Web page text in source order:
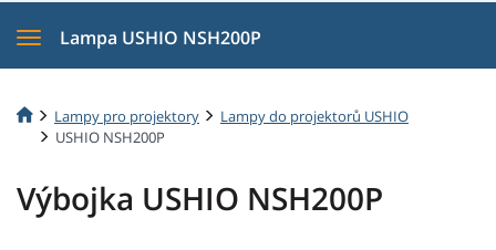
Lampa USHIO NSH200P
Lampy pro projektory
Lampy do projektorů USHIO
USHIO NSH200P
Výbojka USHIO NSH200P